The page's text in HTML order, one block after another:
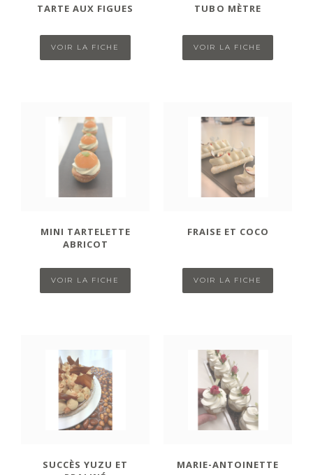
TARTE AUX FIGUES
VOIR LA FICHE
TUBO MÈTRE
VOIR LA FICHE
MINI TARTELETTE
ABRICOT
VOIR LA FICHE
FRAISE ET COCO
VOIR LA FICHE
SUCCÈS YUZU ET
MARIE-ANTOINETTE